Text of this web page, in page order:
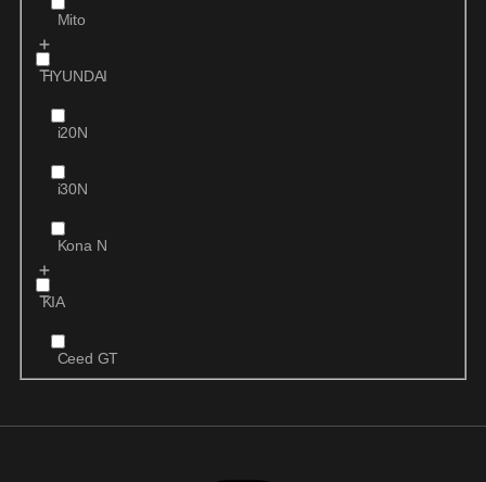
Mito
HYUNDAI
i20N
i30N
Kona N
KIA
Ceed GT